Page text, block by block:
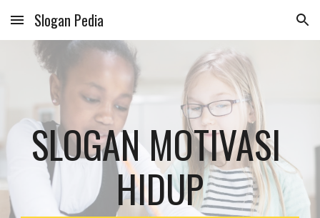
Skip to main content Skip to navigation
Slogan Pedia
SLOGAN MOTIVASI
HIDUP